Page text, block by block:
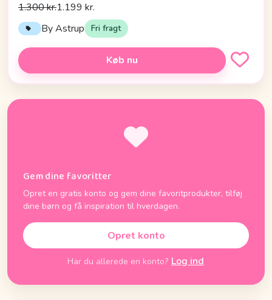
1.300 kr.1.199 kr.
By Astrup Fri fragt
Køb nu
Gem dine favoritter
Opret en gratis konto og gem dine favoritprodukter, tilføj
dine børn og få inspiration til hverdagen.
Opret konto
Har du allerede en konto? Log ind